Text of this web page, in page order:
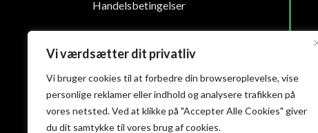
Vi værdsætter dit privatliv
Vi bruger cookies til at forbedre din browseroplevelse, vise
personlige reklamer eller indhold og analysere trafikken på
vores netsted. Ved at klikke på "Accepter Alle Cookies" giver
du dit samtykke til vores brug af cookies.
Handelsbetingelser